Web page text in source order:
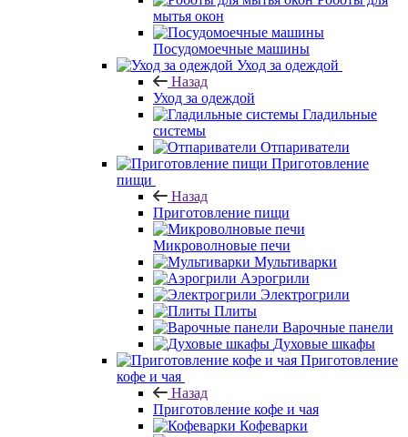
мытья окон
Посудомоечные машины
Уход за одеждой
Назад
Уход за одеждой
Гладильные
системы
Отпариватели
Приготовление
пищи
Назад
Приготовление пищи
Микроволновые печи
Мультиварки
Аэрогрили
Электрогрили
Плиты
Варочные панели
Духовые шкафы
Приготовление
кофе и чая
Назад
Приготовление кофе и чая
Кофеварки